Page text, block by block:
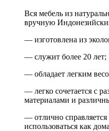
Вся мебель из
вручную
— изготовлена из
— служит более 20 лет;
— обладает легким
— легко сочетается с
материалами и
— отлично
использоваться как